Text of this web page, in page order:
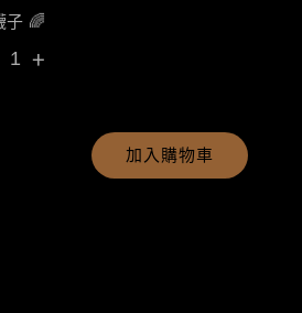
子 🌈
+
加入購物車